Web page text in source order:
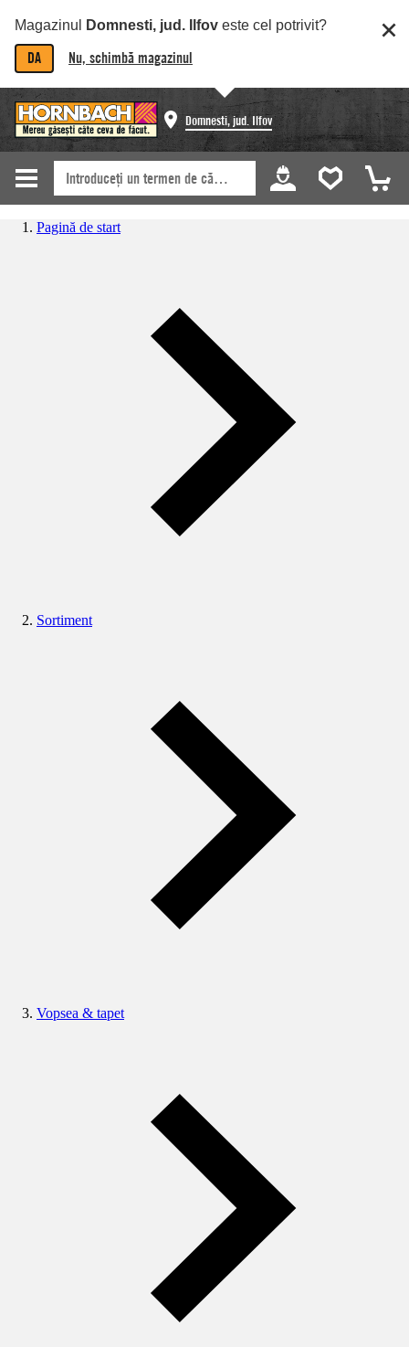
Magazinul Domnesti, jud. Ilfov este cel potrivit?
DA Nu, schimbă magazinul
Domnesti, jud. Ilfov
Pagină de start
Sortiment
Vopsea & tapet